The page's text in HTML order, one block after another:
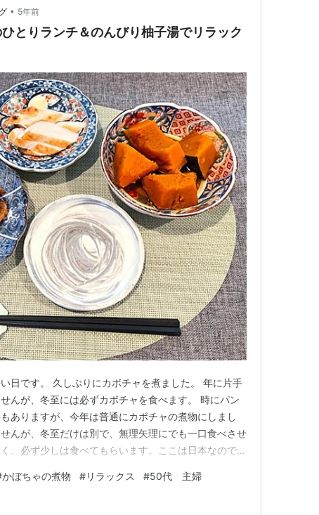
• 5年前
とりランチ＆のんびり柚子湯でリラック
日です。 久しぶりにカボチャを煮ました。 年に片手
んが、冬至には必ずカボチャを食べます。 時にパン
ありますが、今年は普通にカボチャの煮物にしまし
んが、冬至だけは別で、無理矢理にでも一口食べさせ
、必ず少しは食べてもらいます。ここは日本なので
と、パクッと食べていました。 今日は朝からキッチ
かぼちゃの煮物 #リラックス #50代 主婦